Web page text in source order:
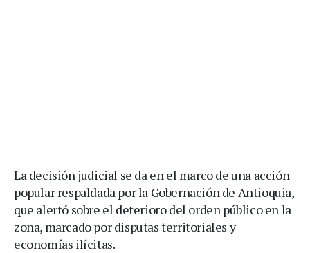
La decisión judicial se da en el marco de una acción
popular respaldada por la Gobernación de Antioquia,
que alertó sobre el deterioro del orden público en la
zona, marcado por disputas territoriales y
economías ilícitas.